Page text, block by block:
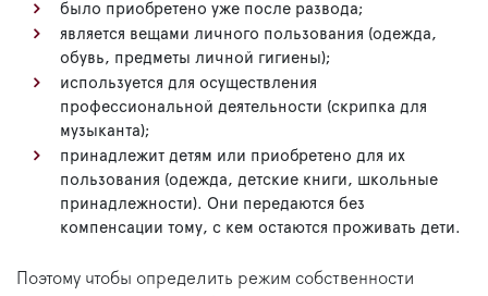
было приобретено уже после развода;
является вещами личного пользования (одежда,
обувь, предметы личной гигиены);
используется для осуществления
профессиональной деятельности (скрипка для
музыканта);
принадлежит детям или приобретено для их
пользования (одежда, детские книги, школьные
принадлежности). Они передаются без
компенсации тому, с кем остаются проживать дети.
Поэтому чтобы определить режим собственности